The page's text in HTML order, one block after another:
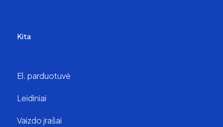
Kita
El. parduotuvė
Leidiniai
Vaizdo įrašai